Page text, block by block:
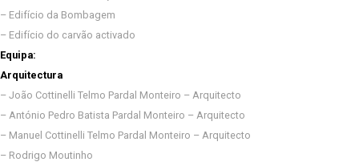
– Edifício da Bombagem
– Edifício do carvão activado
Equipa:
Arquitectura
– João Cottinelli Telmo Pardal Monteiro – Arquitecto
– António Pedro Batista Pardal Monteiro – Arquitecto
– Manuel Cottinelli Telmo Pardal Monteiro – Arquitecto
– Rodrigo Moutinho